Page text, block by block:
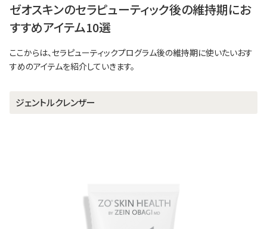
ゼオスキンのセラピューティック後の維持期にお
すすめアイテム10選
ここからは、セラピューティックプログラム後の維持期に使いたいおす
すめのアイテムを紹介していきます。
ジェントルクレンザー